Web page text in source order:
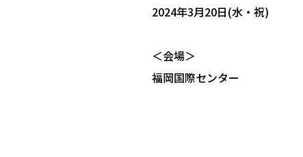
2024年3月20日(水・祝)
＜会場＞
福岡国際センター